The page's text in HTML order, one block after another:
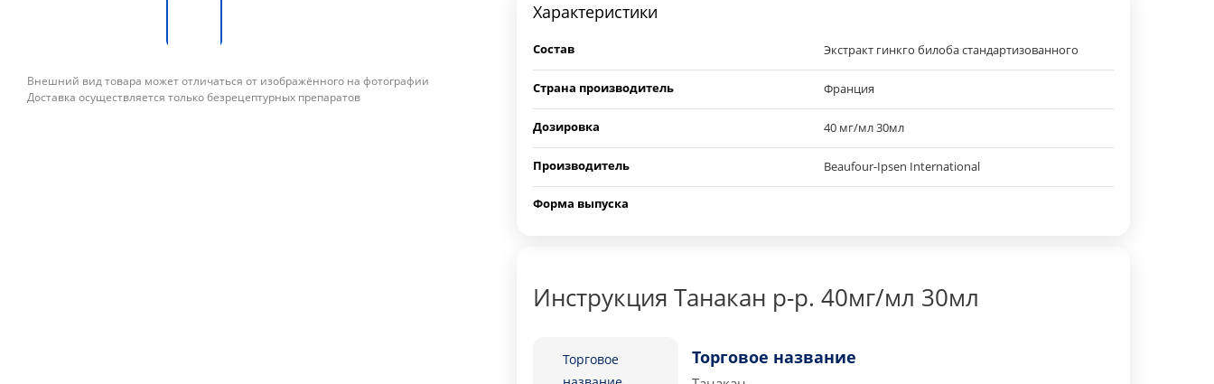
Внешний вид товара может отличаться от изображённого на фотографии
Доставка осуществляется только безрецептурных препаратов
Характеристики
Состав Экстракт гинкго билоба стандартизованного
Страна производитель Франция
Дозировка 40 мг/мл 30мл
Производитель Beaufour-Ipsen International
Форма выпуска
Инструкция Танакан р-р. 40мг/мл 30мл
Торговое
Торговое название